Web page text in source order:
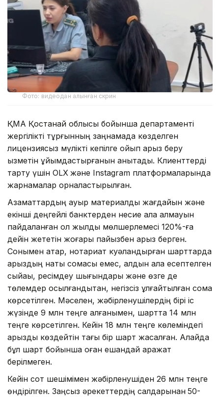
Фото: видеодан алынған скрин
ҚМА Қостанай облысы бойынша департаменті
жергілікті тұрғынның заңнамада көзделген
лицензиясыз мүлікті кепілге қойып қарыз беру
қызметін ұйымдастырғанын анықтады. Клиенттерді
тарту үшін OLX және Instagram платформаларында
жарнамалар орналастырылған.
Азаматтардың ауыр материалдық жағдайын және
екінші деңгейлі банктерден несие ала алмауын
пайдаланған ол жылдық мөлшерлемесі 120%-ға
дейін жететін жоғары пайызбен қарыз берген.
Сонымен қатар, нотариат куәландырған шарттарда
қарыздың нақты сомасы емес, алдын ала есептелген
сыйақы, ресімдеу шығындары және өзге де
төлемдер қосылғандықтан, негізсіз ұлғайтылған сома
көрсетілген. Мәселен, жәбірленушілердің бірі іс
жүзінде 9 млн теңге алғанымен, шартта 14 млн
теңге көрсетілген. Кейін 18 млн теңге көлеміндегі
қарызды көздейтін тағы бір шарт жасалған. Алайда
бұл шарт бойынша оған ешқандай қаражат
берілмеген.
Кейін сот шешімімен жәбірленушіден 26 млн теңге
өндірілген. Заңсыз әрекеттердің салдарынан 50-